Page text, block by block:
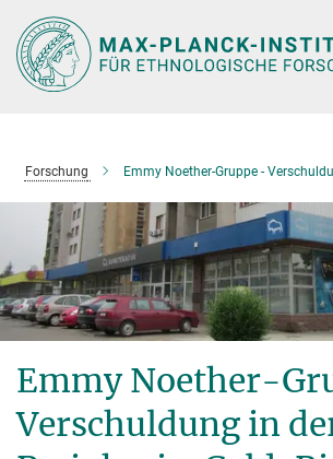
Hauptinhalt
Forschung Emmy Noether-Gruppe -
Emmy Noether-
Verschuldung in